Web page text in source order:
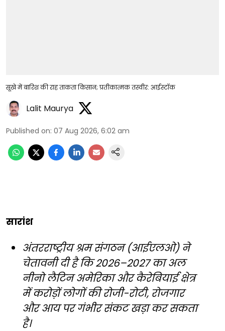
सूखे में बारिश की राह ताकता किसान; प्रतीकात्मक तस्वीर: आईस्टॉक
Lalit Maurya
Published on: 07 Aug 2026, 6:02 am
सारांश
अंतरराष्ट्रीय श्रम संगठन (आईएलओ) ने
चेतावनी दी है कि 2026–2027 का अल
नीनो लैटिन अमेरिका और कैरेबियाई क्षेत्र
में करोड़ों लोगों की रोजी-रोटी, रोजगार
और आय पर गंभीर संकट खड़ा कर सकता
है।